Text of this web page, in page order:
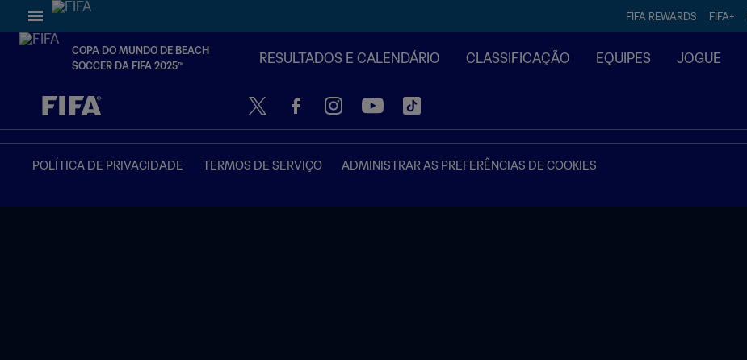
FIFA REWARDS FIFA+
COPA DO MUNDO DE BEACH
SOCCER DA FIFA 2025™
RESULTADOS E CALENDÁRIO CLASSIFICAÇÃO EQUIPES JOGUE
TBD x TBD
POLÍTICA DE PRIVACIDADE TERMOS DE SERVIÇO ADMINISTRAR AS PREFERÊNCIAS DE COOKIES